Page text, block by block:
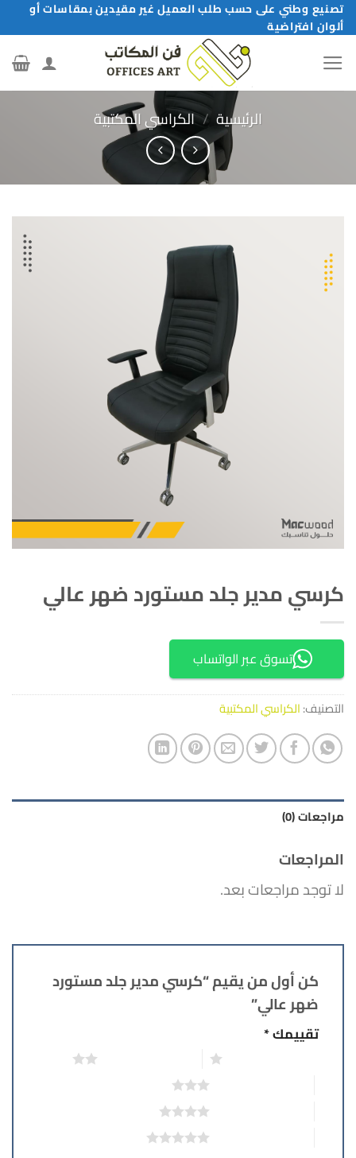
تخطي
للمحتوى
تصنيع وطني على حسب طلب العميل غير مقيدين بمقاسات أو
ألوان افتراضية
الرئيسية / الكراسي المكتبية
كرسي مدير جلد مستورد ضهر عالي
تسوق عبر الواتساب
التصنيف:الكراسي المكتبية
مراجعات (0)
المراجعات
لا توجد مراجعات بعد.
كن أول من يقيم “كرسي مدير جلد مستورد
ضهر عالي”
تقييمك*